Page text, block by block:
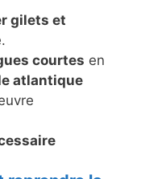
gilets et
courtes en
atlantique